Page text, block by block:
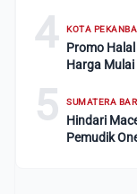
4 KOTA
Promo
Harga Mulai
5 SUMATERA
Hindari
Pemudik